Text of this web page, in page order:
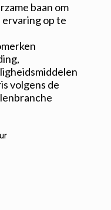
baan om
op te
volgens de